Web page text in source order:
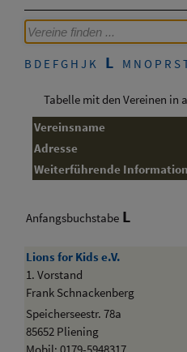
B D E FG H J K L M N O P R S
Tabelle mit den Vereinen in
Vereinsname
Adresse
Weiterführende
Anfangsbuchstabe L
Lions for Kids e.V.
1. Vorstand
Frank Schnackenberg
Speicherseestr. 78a
85652 Pliening
Mobil: 0179-5948317